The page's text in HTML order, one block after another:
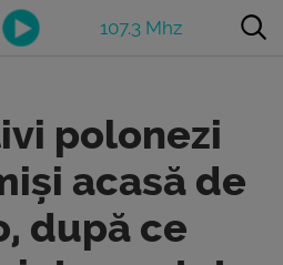
107.3 Mhz
polonezi
acasă de
după ce